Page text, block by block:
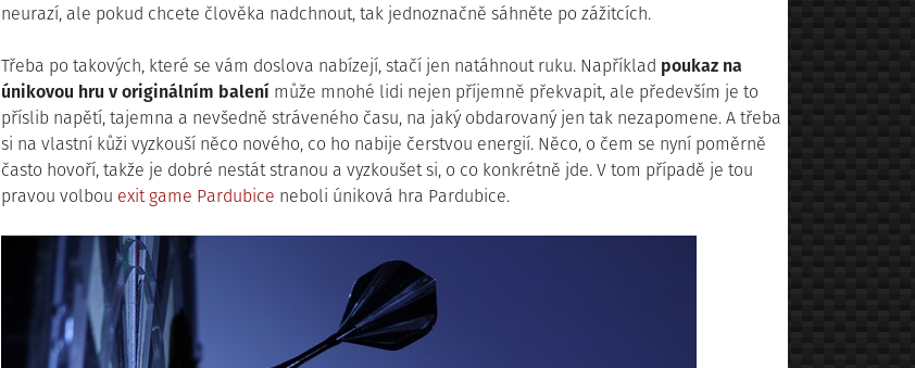
neurazí, ale pokud chcete člověka nadchnout, tak jednoznačně sáhněte po zážitcích.
Třeba po takových, které se vám doslova nabízejí, stačí jen natáhnout ruku. Například poukaz na
únikovou hru v originálním balení může mnohé lidi nejen příjemně překvapit, ale především je to
příslib napětí, tajemna a nevšedně stráveného času, na jaký obdarovaný jen tak nezapomene. A třeba
si na vlastní kůži vyzkouší něco nového, co ho nabije čerstvou energií. Něco, o čem se nyní poměrně
často hovoří, takže je dobré nestát stranou a vyzkoušet si, o co konkrétně jde. V tom případě je tou
pravou volbou exit game Pardubice neboli úniková hra Pardubice.